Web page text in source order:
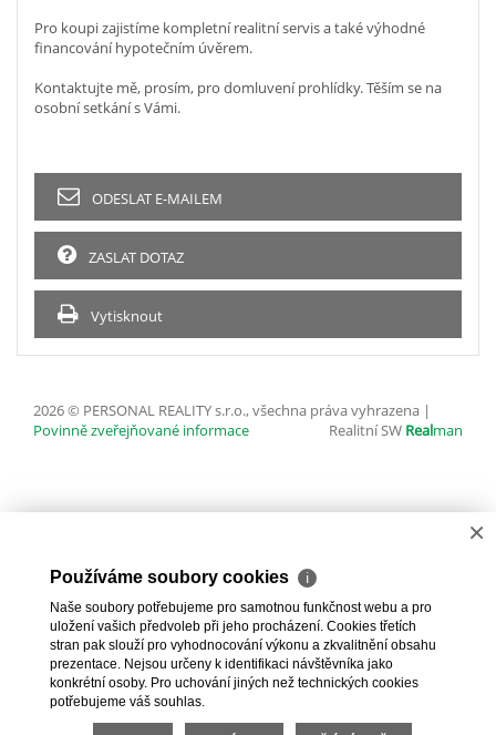
Pro koupi zajistíme kompletní realitní servis a také výhodné
financování hypotečním úvěrem.
Kontaktujte mě, prosím, pro domluvení prohlídky. Těším se na
osobní setkání s Vámi.
ODESLAT E-MAILEM
ZASLAT DOTAZ
Vytisknout
2026 © PERSONAL REALITY s.r.o., všechna práva vyhrazena |
Povinně zveřejňované informace
Realitní SW Realman
×
Používáme soubory cookies ℹ
Naše soubory potřebujeme pro samotnou funkčnost webu a pro
uložení vašich předvoleb při jeho procházení. Cookies třetích
stran pak slouží pro vyhodnocování výkonu a zkvalitnění obsahu
prezentace. Nejsou určeny k identifikaci návštěvníka jako
konkrétní osoby. Pro uchování jiných než technických cookies
potřebujeme váš souhlas.